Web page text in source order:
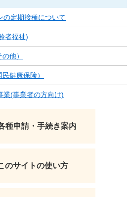
の定期接種について
者福祉)
他）
健康保険）
業(事業者の方向け)
種申請・手続き案内
のサイトの使い方